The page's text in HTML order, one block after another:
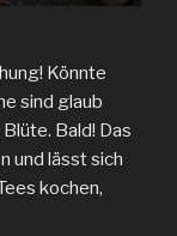
Könnte
sind glaub
Bald! Das
und lässt sich
kochen,